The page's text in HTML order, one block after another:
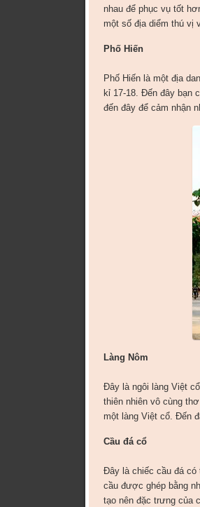
nhau để phục vụ tốt
một số địa diểm thú vị
Phố Hiến
Phố Hiến là một địa
kỉ 17-18. Đến đây bạn
đến đây để cảm nhận
Làng Nôm
Đây là ngôi làng Việt
thiên nhiên vô cùng
một làng Việt cổ. Đến
Cầu đá cổ
Đây là chiếc cầu đá có
cầu được ghép bằng
tạo nên đặc trưng của